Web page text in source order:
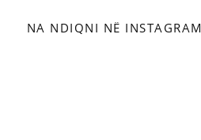
NA NDIQNI NË INSTAGRAM